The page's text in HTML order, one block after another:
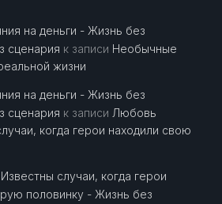
на деньги - Жизнь без
сценария к записи Необычные
жизни
на деньги - Жизнь без
сценария к записи Любовь
когда герои находили свою
случаи, когда герои
половинку - Жизнь без